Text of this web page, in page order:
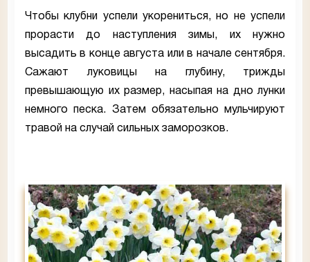
Чтобы клубни успели укорениться, но не успели
прорасти до наступления зимы, их нужно
высадить в конце августа или в начале сентября.
Сажают луковицы на глубину, трижды
превышающую их размер, насыпая на дно лунки
немного песка. Затем обязательно мульчируют
травой на случай сильных заморозков.